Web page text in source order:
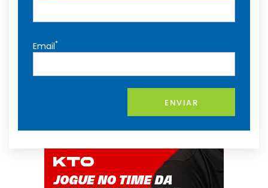
Email*
ENVIAR